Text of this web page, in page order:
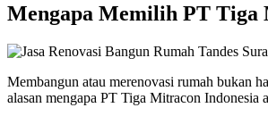
Mengapa Memilih PT Tiga
Membangun atau merenovasi rumah bukan
alasan mengapa PT Tiga Mitracon